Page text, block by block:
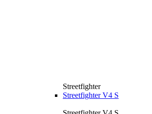
Streetfighter
Streetfighter V4 S